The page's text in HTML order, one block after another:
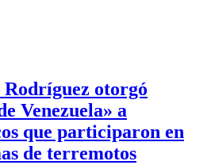
otorgó
Venezuela» a
que participaron en
de terremotos